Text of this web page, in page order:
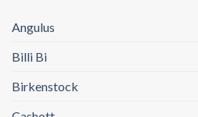
Angulus
Billi Bi
Birkenstock